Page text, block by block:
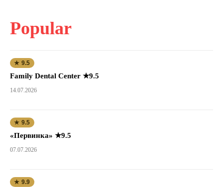
Popular
★ 9.5
Family Dental Center ★9.5
14.07.2026
★ 9.5
«Первинка» ★9.5
07.07.2026
★ 9.9